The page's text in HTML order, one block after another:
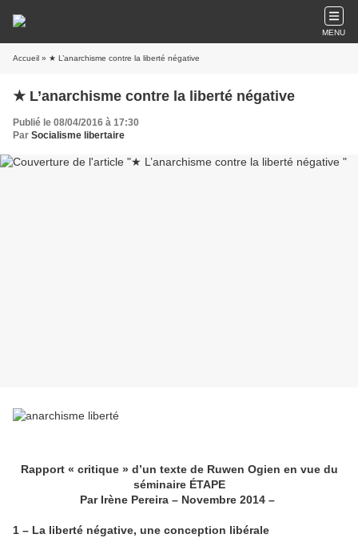
MENU
Accueil » ★ L’anarchisme contre la liberté négative
★ L’anarchisme contre la liberté négative
Publié le 08/04/2016 à 17:30
Par Socialisme libertaire
Rapport « critique » d’un texte de Ruwen Ogien en vue du
séminaire ÉTAPE
Par Irène Pereira – Novembre 2014 –
1 – La liberté négative, une conception libérale